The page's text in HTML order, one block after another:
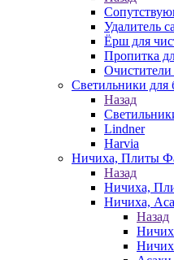
Удалитель
Ёрш для
Пропитка
Очистители
Светильники для
Назад
Lindner
Harvia
Ничиха, Плиты
Назад
Ничиха,
Ничиха,
Назад